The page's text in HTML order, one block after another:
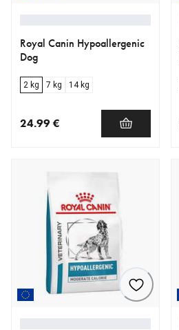
Royal Canin Hypoallergenic
Dog
2 kg 7 kg 14 kg
24.99 €